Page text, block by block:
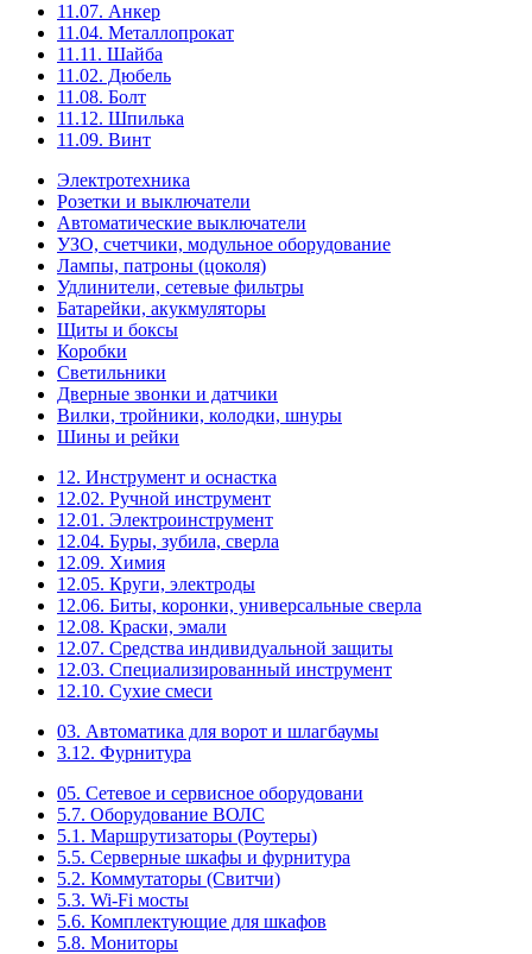
11.07. Анкер
11.04. Металлопрокат
11.11. Шайба
11.02. Дюбель
11.08. Болт
11.12. Шпилька
11.09. Винт
Электротехника
Розетки и выключатели
Автоматические выключатели
УЗО, счетчики, модульное оборудование
Лампы, патроны (цоколя)
Удлинители, сетевые фильтры
Батарейки, акукмуляторы
Щиты и боксы
Коробки
Светильники
Дверные звонки и датчики
Вилки, тройники, колодки, шнуры
Шины и рейки
12. Инструмент и оснастка
12.02. Ручной инструмент
12.01. Электроинструмент
12.04. Буры, зубила, сверла
12.09. Химия
12.05. Круги, электроды
12.06. Биты, коронки, универсальные сверла
12.08. Краски, эмали
12.07. Средства индивидуальной защиты
12.03. Специализированный инструмент
12.10. Сухие смеси
03. Автоматика для ворот и шлагбаумы
3.12. Фурнитура
05. Сетевое и сервисное оборудовани
5.7. Оборудование ВОЛС
5.1. Маршрутизаторы (Роутеры)
5.5. Серверные шкафы и фурнитура
5.2. Коммутаторы (Свитчи)
5.3. Wi-Fi мосты
5.6. Комплектующие для шкафов
5.8. Мониторы